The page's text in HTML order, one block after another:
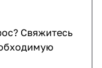
Свяжитесь